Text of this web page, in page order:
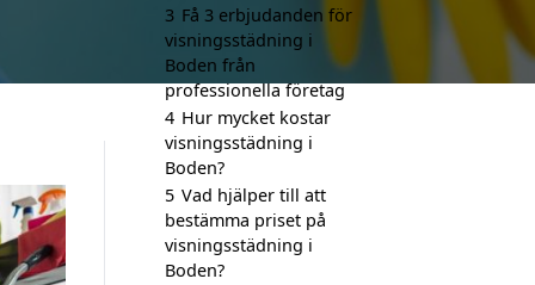
3 Få 3 erbjudanden för
visningsstädning i
Boden från
professionella företag
4 Hur mycket kostar
visningsstädning i
Boden?
5 Vad hjälper till att
bestämma priset på
visningsstädning i
Boden?